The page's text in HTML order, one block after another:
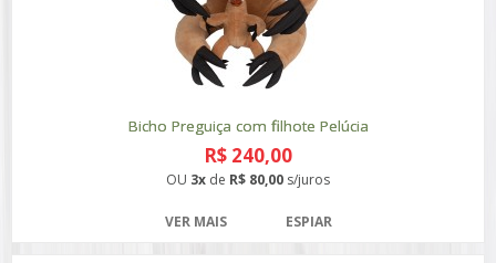
Bicho Preguiça com filhote Pelúcia
R$ 240,00
OU 3x de R$ 80,00 s/juros
VER MAIS ESPIAR